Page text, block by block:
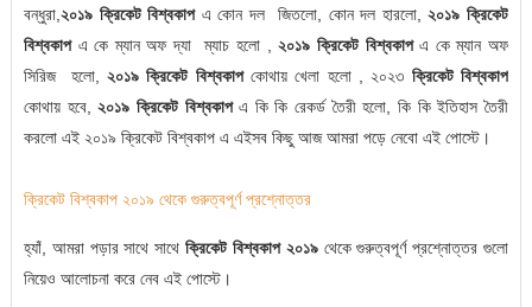
বন্ধুরা, ২০১৯ ক্রিকেট বিশ্বকাপএ কোন দল জিতলো, কোন দল হারলো,২০১৯ ক্রিকেট
বিশ্বকাপএ কে ম্যান অফ দ্যা ম্যাচ হলো ,২০১৯ ক্রিকেট বিশ্বকাপএ কে ম্যান অফ
সিরিজ হলো, ২০১৯ ক্রিকেট বিশ্বকাপকোথায় খেলা হলো , ২০২৩ ক্রিকেট বিশ্বকাপ
কোথায় হবে,২০১৯ ক্রিকেট বিশ্বকাপএ কি কি রেকর্ড তৈরী হলো, কি কি ইতিহাস তৈরী
করলো এই ২০১৯ ক্রিকেট বিশ্বকাপ এ এইসব কিছু আজ আমরা পড়ে নেবো এই পোস্টে।
ক্রিকেট বিশ্বকাপ ২০১৯ থেকে গুরুত্বপূর্ণ প্রশ্নোত্তর
হ্যাঁ, আমরা পড়ার সাথে সাথেক্রিকেট বিশ্বকাপ ২০১৯থেকে গুরুত্বপূর্ণ প্রশ্নোত্তর গুলো
নিয়েও আলোচনা করে নেব এই পোস্টে।